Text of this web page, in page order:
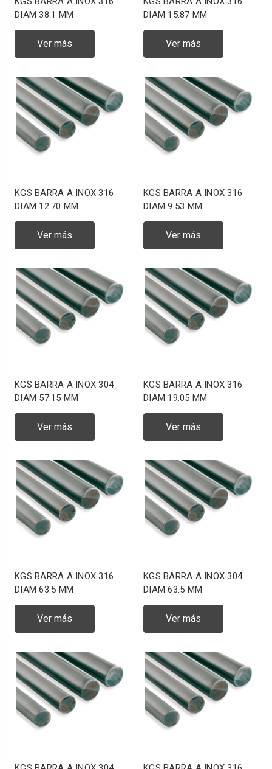
DIAM 38.1 MM
Ver más
DIAM 15.87 MM
Ver más
KGS BARRA A INOX 316
DIAM 12.70 MM
Ver más
KGS BARRA A INOX 316
DIAM 9.53 MM
Ver más
KGS BARRA A INOX 304
DIAM 57.15 MM
Ver más
KGS BARRA A INOX 316
DIAM 19.05 MM
Ver más
KGS BARRA A INOX 316
DIAM 63.5 MM
Ver más
KGS BARRA A INOX 304
DIAM 63.5 MM
Ver más